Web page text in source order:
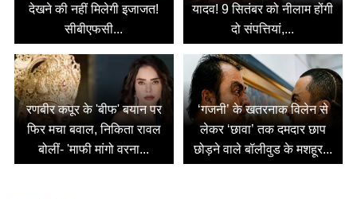
देखने की नहीं मिलेगी इजाजत!
सीबीएफसी...
यादव! 9 सितंबर को नीलाम होंगी
दो संपत्तियां,...
रणबीर कपूर के 'बीफ' बयान पर
फिर मचा बवाल, निकिता रावल
बोलीं- 'माफी मांगो वरना...
‘गजनी’ के खतरनाक विलेन से
लेकर ‘छावा’ तक दमदार छाप
छोड़ने वाले बॉलीवुड के मशहूर...